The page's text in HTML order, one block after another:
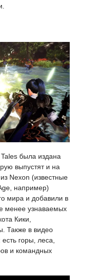
была издана
выпустят и на
Nexon (известные
например)
мира и добавили в
менее узнаваемых
Кики,
Также в видео
горы, леса,
и командных